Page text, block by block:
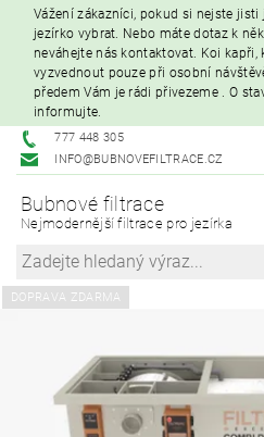
Vážení zákazníci, pokud si nejste
jezírko vybrat. Nebo máte dotaz k
neváhejte nás kontaktovat. Koi
vyzvednout pouze při osobní
předem Vám je rádi přivezeme . O
informujte.
777 448 305
INFO@BUBNOVEFILTRACE.CZ
Bubnové filtrace
Nejmodernější filtrace pro jezírka
DOPRAVA ZDARMA